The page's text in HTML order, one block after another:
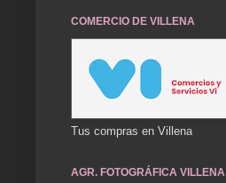
COMERCIO DE VILLENA
Tus compras en Villena
AGR. FOTOGRÁFICA VILLENA